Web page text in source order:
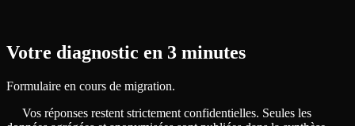
Votre diagnostic en 3 minutes
Formulaire en cours de migration.
Vos réponses restent strictement confidentielles. Seules les